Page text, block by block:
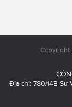
Copyright
Địa chỉ: 780/14B Sư